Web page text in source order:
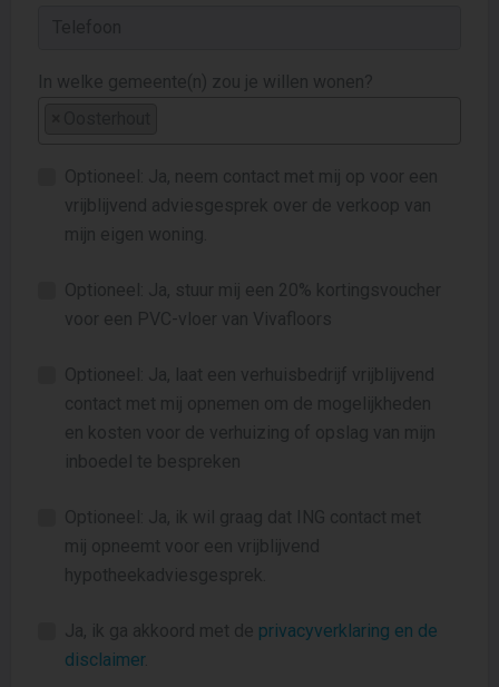
In welke gemeente(n) zou je willen wonen?
Optioneel: Ja, neem contact met mij op voor een
vrijblijvend adviesgesprek over de verkoop van
mijn eigen woning.
Optioneel: Ja, stuur mij een 20% kortingsvoucher
voor een PVC-vloer van Vivafloors
Optioneel: Ja, laat een verhuisbedrijf vrijblijvend
contact met mij opnemen om de mogelijkheden
en kosten voor de verhuizing of opslag van mijn
inboedel te bespreken
Optioneel: Ja, ik wil graag dat ING contact met
mij opneemt voor een vrijblijvend
hypotheekadviesgesprek.
Ja, ik ga akkoord met de privacyverklaring en de
disclaimer.